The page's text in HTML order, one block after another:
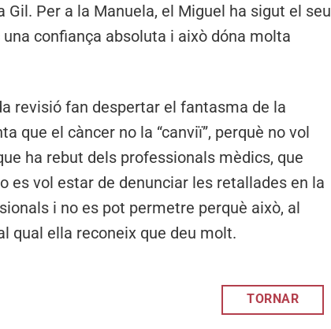
Per a la Manuela, el Miguel ha sigut el seu
confiança absoluta i això dóna molta
revisió fan despertar el fantasma de la
que el càncer no la “canviï”, perquè no vol
ha rebut dels professionals mèdics, que
es vol estar de denunciar les retallades en la
i no es pot permetre perquè això, al
qual ella reconeix que deu molt.
TORNAR